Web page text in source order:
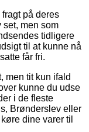
på deres
set, men som
tidligere
til at kunne nå
får fri.
men tit kun ifald
kunne du udse
i de fleste
Brønderslev eller
dine varer til